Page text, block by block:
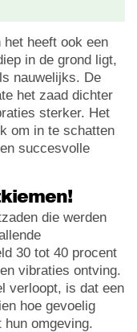
heeft ook een
in de grond ligt,
nauwelijks. De
het zaad dichter
sterker. Het
om in te schatten
succesvolle
die werden
30 tot 40 procent
vibraties ontving.
verloopt, is dat een
hoe gevoelig
omgeving.